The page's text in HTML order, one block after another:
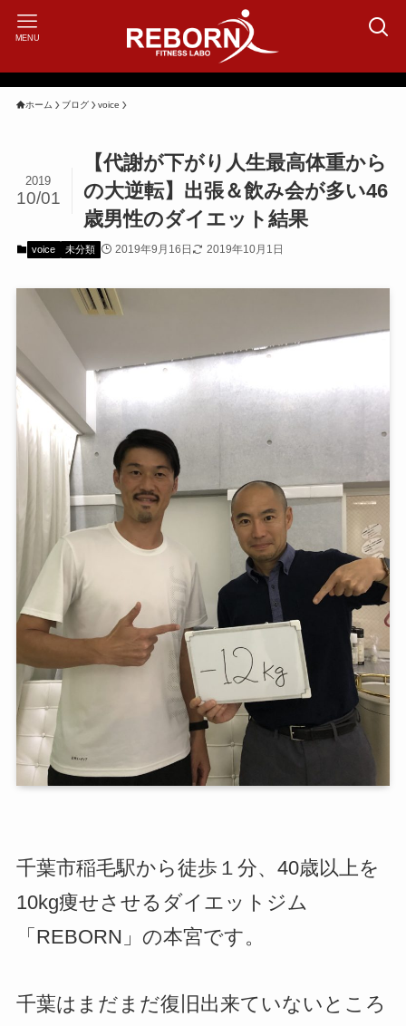
MENU
ホーム ブログ voice
【代謝が下がり人生最高体重から
の大逆転】出張＆飲み会が多い46
歳男性のダイエット結果
2019
10/01
voice 未分類 2019年9月16日 2019年10月1日
千葉市稲毛駅から徒歩１分、40歳以上を
10kg痩せさせるダイエットジム
「REBORN」の本宮です。
千葉はまだまだ復旧出来ていないところ